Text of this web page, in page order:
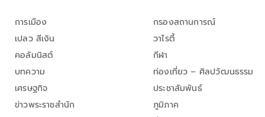
การเมือง
เปลว สีเงิน
คอลัมนิสต์
บทความ
เศรษฐกิจ
ข่าวพระราชสำนัก
กรองสถานการณ์
วาไรตี้
กีฬา
ท่องเที่ยว – ศิลปวัฒนธรรม
ประชาสัมพันธ์
ภูมิภาค